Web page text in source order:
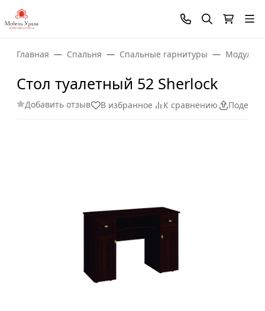
Главная Спальня Спальные гарнитуры
Стол туалетный 52 Sherlock
Добавить отзыв В избранное К сравнению